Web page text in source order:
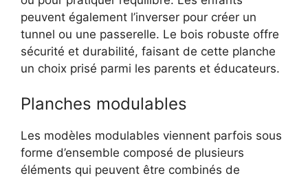
peuvent également l’inverser pour créer un
tunnel ou une passerelle. Le bois robuste offre
sécurité et durabilité, faisant de cette planche
un choix prisé parmi les parents et éducateurs.
Planches modulables
Les modèles modulables viennent parfois sous
forme d’ensemble composé de plusieurs
éléments qui peuvent être combinés de